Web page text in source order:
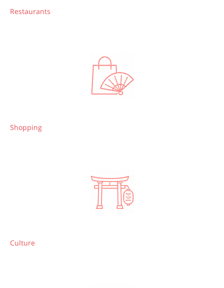
Restaurants
Shopping
Culture